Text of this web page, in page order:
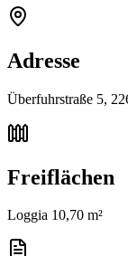
Adresse
Überfuhrstraße 5,
Freiflächen
Loggia 10,70 m²